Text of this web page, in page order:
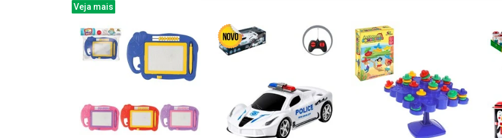
Veja mais